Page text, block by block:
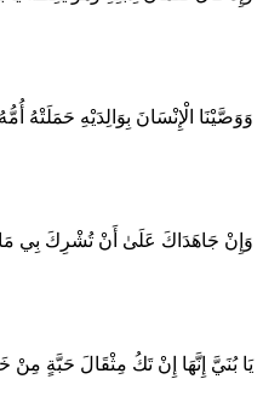
وَوَصَّيْنَا الْإِنْسَانَ بِوَالِدَيْهِ
وَإِنْ جَاهَدَاكَ عَلَىٰ أَنْ تُشْرِكَ بِي مَا
يَا بُنَيَّ إِنَّهَا إِنْ تَكُ مِثْقَالَ حَبَّةٍ